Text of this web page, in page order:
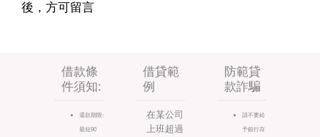
後，方可留言
借款條
件須知:
還款期限:
最短90
借貸範
例
在某公司
上班超過
防範貸
款詐騙
請不要給
予銀行存